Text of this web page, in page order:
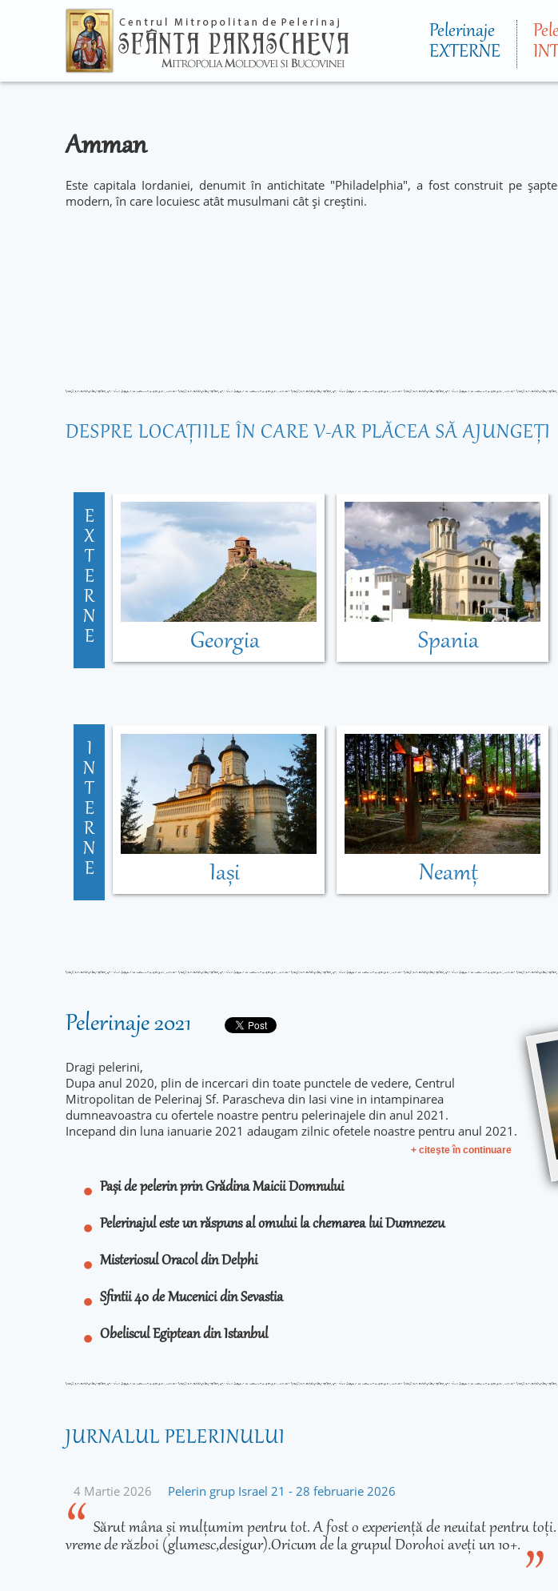
conţinutul
principal
Pelerinaje
EXTERNE
Amman
Este capitala Iordaniei, denumit în antichitate "Philadelphia", a fost construit pe
modern, în care locuiesc atât musulmani cât și creștini.
DESPRE LOCAŢIILE ÎN CARE V-AR PLĂCEA SĂ AJUNGEŢI
E
X
T
E
R
N
E
Georgia Spania
I
N
T
E
R
N
E
Iași Neamț
Pelerinaje 2021
Dragi pelerini,
Dupa anul 2020, plin de incercari din toate punctele de vedere, Centrul
Mitropolitan de Pelerinaj Sf. Parascheva din Iasi vine in intampinarea
dumneavoastra cu ofertele noastre pentru pelerinajele din anul 2021.
Incepand din luna ianuarie 2021 adaugam zilnic ofetele noastre pentru anul 2021.
+ citeşte în continuare
Pași de pelerin prin Grădina Maicii Domnului
Pelerinajul este un răspuns al omului la chemarea lui Dumnezeu
Misteriosul Oracol din Delphi
Sfintii 40 de Mucenici din Sevastia
Obeliscul Egiptean din Istanbul
JURNALUL PELERINULUI
4 Martie 2026 Pelerin grup Israel 21 - 28 februarie 2026
Sărut mâna și mulțumim pentru tot. A fost o experiență de neuitat pentru
vreme de război (glumesc,desigur).Oricum de la grupul Dorohoi aveți un 10+.